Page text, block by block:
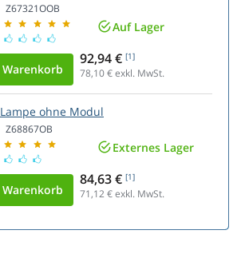
Z67321OOB
Auf Lager
92,94 € [1]
78,10€ exkl. MwSt.
Lampe ohne Modul
Z68867OB
Externes Lager
84,63 € [1]
71,12€ exkl. MwSt.